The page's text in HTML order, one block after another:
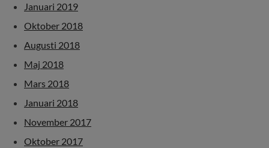
Januari 2019
Oktober 2018
Augusti 2018
Maj 2018
Mars 2018
Januari 2018
November 2017
Oktober 2017